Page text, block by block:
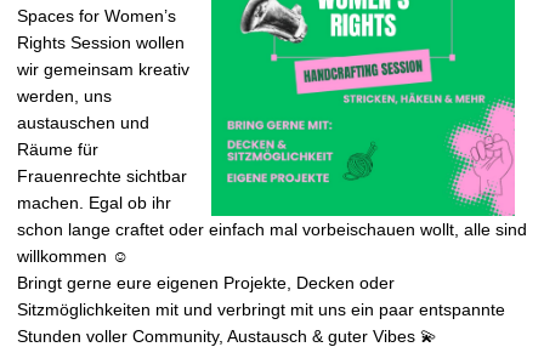
Spaces for Women’s
Rights Session wollen
wir gemeinsam kreativ
werden, uns
austauschen und
Räume für
Frauenrechte sichtbar
machen. Egal ob ihr
schon lange craftet oder einfach mal vorbeischauen wollt, alle sind
willkommen ☺️
Bringt gerne eure eigenen Projekte, Decken oder
Sitzmöglichkeiten mit und verbringt mit uns ein paar entspannte
Stunden voller Community, Austausch & guter Vibes 💫